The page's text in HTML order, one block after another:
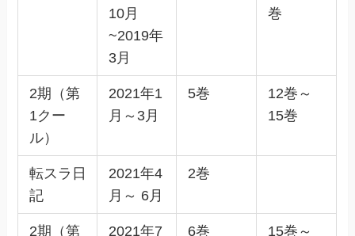
10月
~2019年
3月
巻
2期（第
1クー
ル）
2021年1
月～3月
5巻
12巻～
15巻
転スラ日
記
2021年4
月～ 6月
2巻
2期（第
2021年7
6巻
15巻～